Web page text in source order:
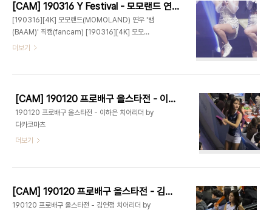
[CAM] 190316 Y Festival - 모모랜드 연우 by Harry
[190316][4K] 모모랜드(MOMOLAND) 연우 '뱀
(BAAM)' 직캠(fancam) [190316][4K] 모모랜
드(MOMOLAND) 연우 '짠쿵쾅' 직캠(fancam)
캠(fancam)
더보기
[CAM] 190120 프로배구 올스타전 - 이하은 치어리더 by 다카코마츠
190120 프로배구 올스타전 - 이하은 치어리더 by
다카코마츠
더보기
[CAM] 190120 프로배구 올스타전 - 김연정 치어리더 by 다카코마츠
190120 프로배구 올스타전 - 김연정 치어리더 by